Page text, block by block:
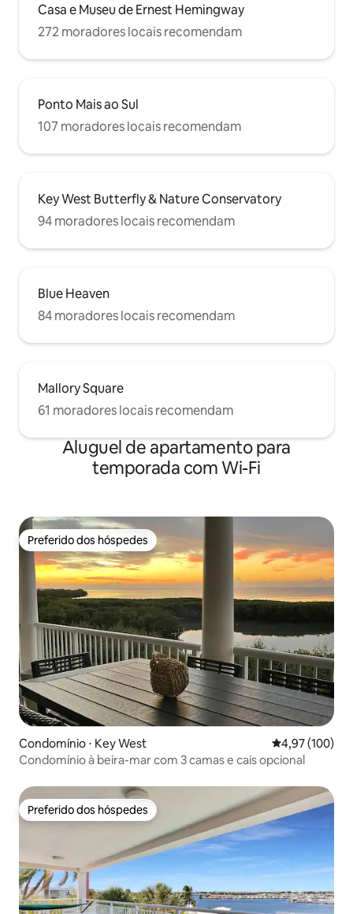
Casa e Museu de Ernest Hemingway
272 moradores locais recomendam
Ponto Mais ao Sul
107 moradores locais recomendam
Key West Butterfly & Nature Conservatory
94 moradores locais recomendam
Blue Heaven
84 moradores locais recomendam
Mallory Square
61 moradores locais recomendam
Aluguel de apartamento para
temporada com Wi-Fi
Preferido dos hóspedes
Preferido dos hóspedes
Condomínio ⋅ Key West 4,97 de uma
4,97 (100)
Condomínio à beira-mar com 3 camas e cais opcional
Preferido dos hóspedes
Preferido dos hóspedes